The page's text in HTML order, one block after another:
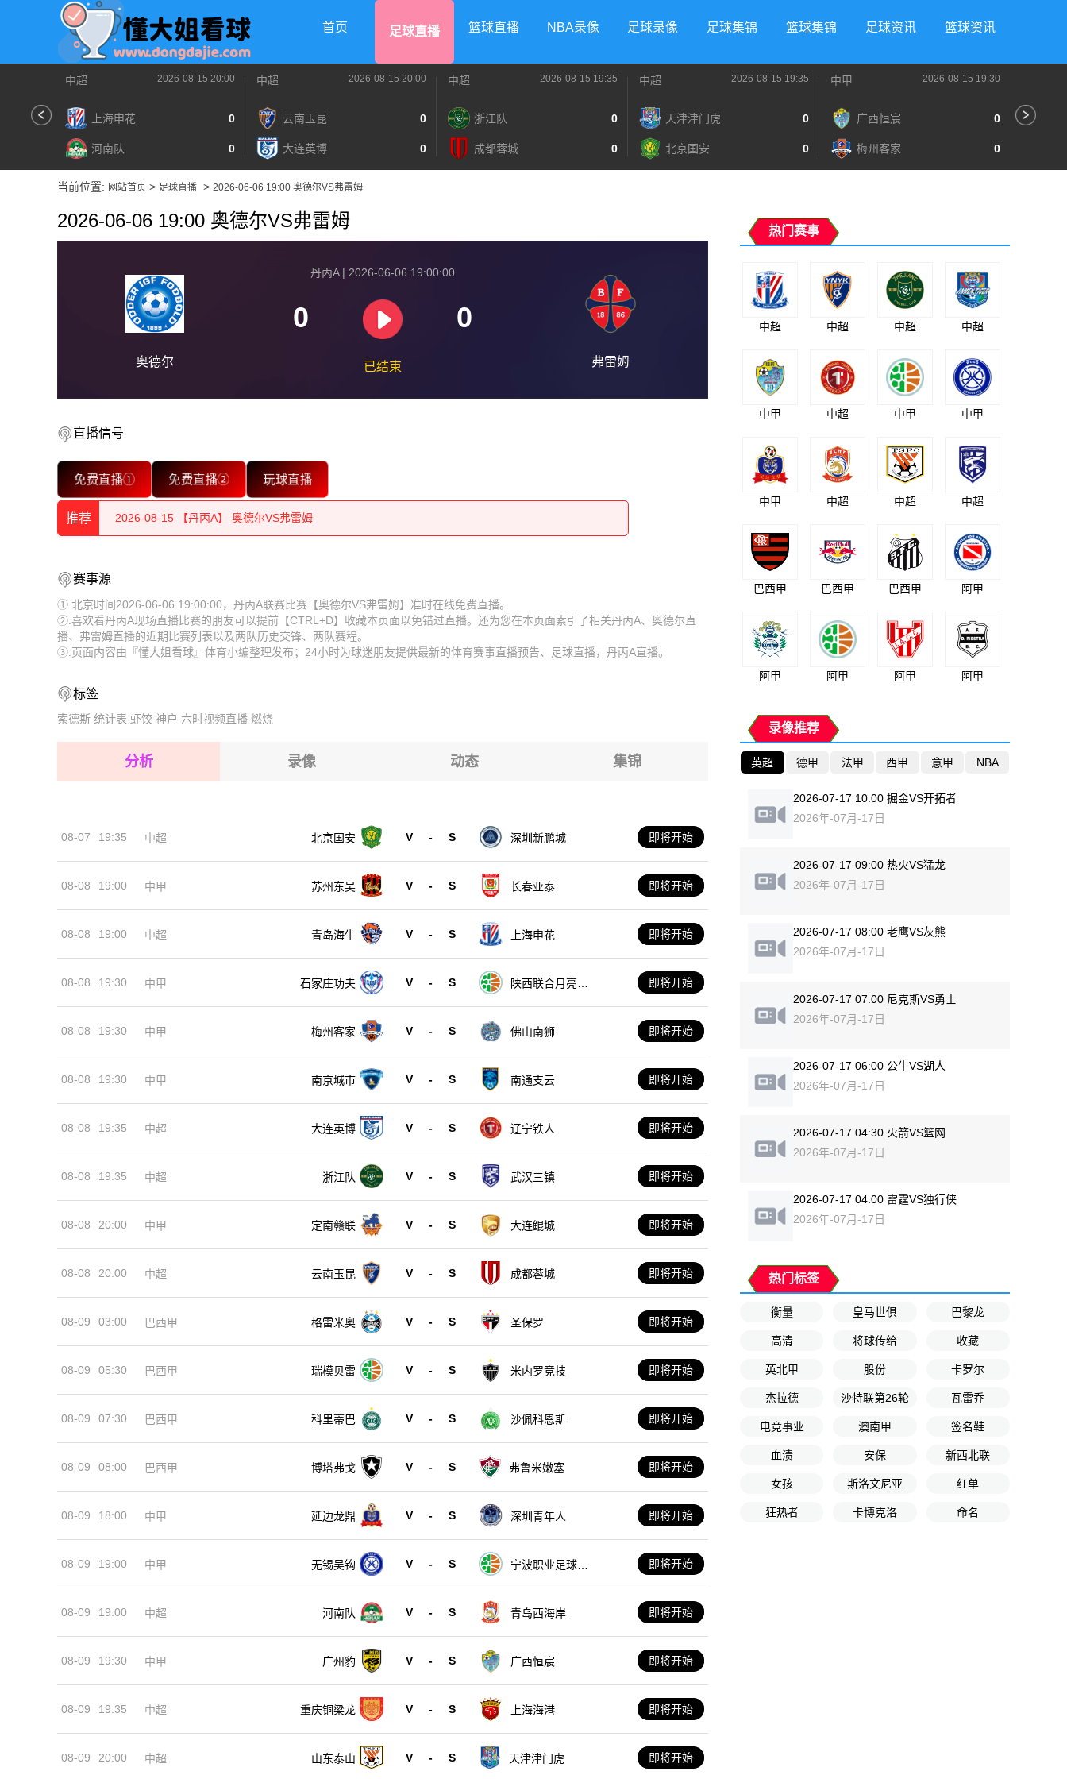
首页 足球直播 篮球直播 NBA录像 足球录像 足球集锦 篮球集锦 足球资讯 篮球资讯
中超 2026-08-15 20:00
上海申花 0
河南队 0
中超 2026-08-15 20:00
云南玉昆 0
大连英博 0
中超 2026-08-15 19:35
浙江队 0
成都蓉城 0
中超 2026-08-15 19:35
天津津门虎 0
北京国安 0
中甲 2026-08-15 19:30
广西恒宸 0
梅州客家 0
当前位置: 网站首页 > 足球直播 > 2026-06-06 19:00 奥德尔VS弗雷姆
2026-06-06 19:00 奥德尔VS弗雷姆
奥德尔
丹丙A | 2026-06-06 19:00:00
0 0
已结束 弗雷姆
直播信号
免费直播① 免费直播② 玩球直播
推荐
2026-08-15 【丹丙A】 奥德尔VS弗雷姆
2026-08-15 【丹丙A】 奥德尔VS弗雷姆
2026-08-15 【丹丙A】 奥德尔VS弗雷姆
2026-08-15 【丹丙A】 奥德尔VS弗雷姆
2026-08-14 【丹丙A】 奥德尔VS弗雷姆
2026-08-15 【丹丙A】 奥德尔VS弗雷姆
2026-08-15 【丹丙A】 奥德尔VS弗雷姆
2026-08-15 【丹丙A】 奥德尔VS弗雷姆
2026-08-15 【丹丙A】 奥德尔VS弗雷姆
2026-08-14 【丹丙A】 奥德尔VS弗雷姆
赛事源
①.北京时间2026-06-06 19:00:00，丹丙A联赛比赛【奥德尔VS弗雷姆】准时在线免费直播。
②.喜欢看丹丙A现场直播比赛的朋友可以提前【CTRL+D】收藏本页面以免错过直播。还为您在本页面索引了相关丹丙A、奥德尔直
播、弗雷姆直播的近期比赛列表以及两队历史交锋、两队赛程。
③.页面内容由『懂大姐看球』体育小编整理发布；24小时为球迷朋友提供最新的体育赛事直播预告、足球直播，丹丙A直播。
标签
索德斯 统计表 虾饺 神户 六时视频直播 燃烧
分析 录像 动态 集锦
08-07 19:35 中超 北京国安 V - S 深圳新鹏城 即将开始
08-08 19:00 中甲 苏州东吴 V - S 长春亚泰 即将开始
08-08 19:00 中超 青岛海牛 V - S 上海申花 即将开始
08-08 19:30 中甲 石家庄功夫 V - S
陕西联合月亮泊
即将开始
08-08 19:30 中甲 梅州客家 V - S 佛山南狮 即将开始
08-08 19:30 中甲 南京城市 V - S 南通支云 即将开始
08-08 19:35 中超 大连英博 V - S 辽宁铁人 即将开始
08-08 19:35 中超 浙江队 V - S 武汉三镇 即将开始
08-08 20:00 中甲 定南赣联 V - S 大连鲲城 即将开始
08-08 20:00 中超 云南玉昆 V - S 成都蓉城 即将开始
08-09 03:00 巴西甲 格雷米奥 V - S 圣保罗 即将开始
08-09 05:30 巴西甲 瑞模贝雷 V - S 米内罗竞技 即将开始
08-09 07:30 巴西甲 科里蒂巴 V - S 沙佩科恩斯 即将开始
08-09 08:00 巴西甲 博塔弗戈 V - S 弗鲁米嫩塞 即将开始
08-09 18:00 中甲 延边龙鼎 V - S 深圳青年人 即将开始
08-09 19:00 中甲 无锡吴钩 V - S
宁波职业足球俱
即将开始
08-09 19:00 中超 河南队 V - S 青岛西海岸 即将开始
08-09 19:30 中甲 广州豹 V - S 广西恒宸 即将开始
08-09 19:35 中超 重庆铜梁龙 V - S 上海海港 即将开始
08-09 20:00 中超 山东泰山 V - S 天津津门虎 即将开始
热门赛事
中超 中超 中超 中超
中甲 中超 中甲 中甲
中甲 中超 中超 中超
巴西甲 巴西甲 巴西甲 阿甲
阿甲 阿甲 阿甲 阿甲
录像推荐
英超 德甲 法甲 西甲 意甲 NBA
2026-07-17 10:00 掘金VS开拓者
2026年-07月-17日
2026-07-17 09:00 热火VS猛龙
2026年-07月-17日
2026-07-17 08:00 老鹰VS灰熊
2026年-07月-17日
2026-07-17 07:00 尼克斯VS勇士
2026年-07月-17日
2026-07-17 06:00 公牛VS湖人
2026年-07月-17日
2026-07-17 04:30 火箭VS篮网
2026年-07月-17日
2026-07-17 04:00 雷霆VS独行侠
2026年-07月-17日
热门标签
衡量 皇马世俱 巴黎龙
高清 将球传给 收藏
英北甲 股份 卡罗尔
杰拉德 沙特联第26轮 瓦雷乔
电竞事业 澳南甲 签名鞋
血渍 安保 新西北联
女孩 斯洛文尼亚 红单
狂热者 卡博克洛 命名